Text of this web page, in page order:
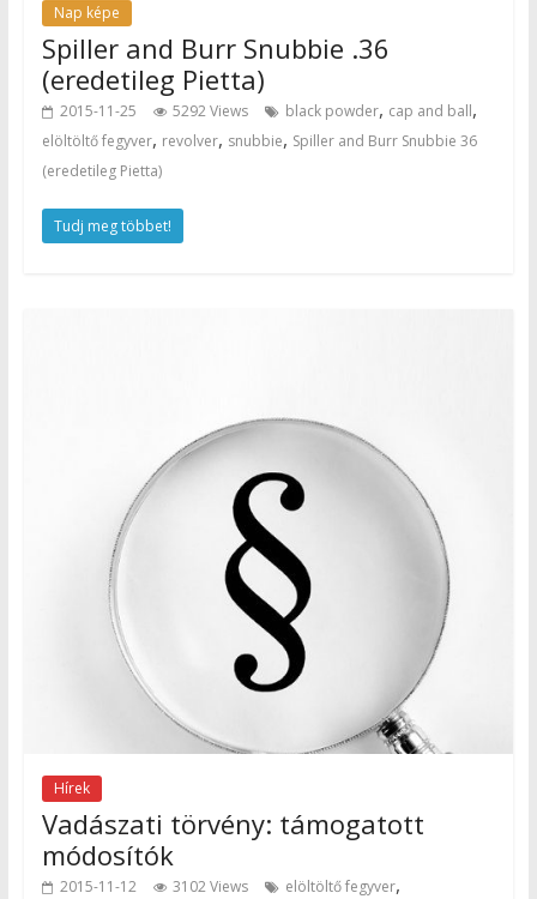
Nap képe
Spiller and Burr Snubbie .36
(eredetileg Pietta)
2015-11-25 5292 Views black powder, cap and ball,
elöltöltő fegyver, revolver, snubbie, Spiller and Burr Snubbie 36
(eredetileg Pietta)
Tudj meg többet!
Hírek
Vadászati törvény: támogatott
módosítók
2015-11-12 3102 Views elöltöltő fegyver,